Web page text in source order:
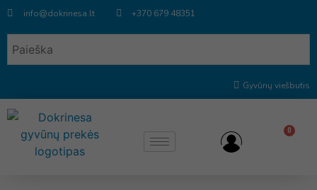
info@dokrinesa.lt +370 679 48351
Gyvūnų viešbutis
0